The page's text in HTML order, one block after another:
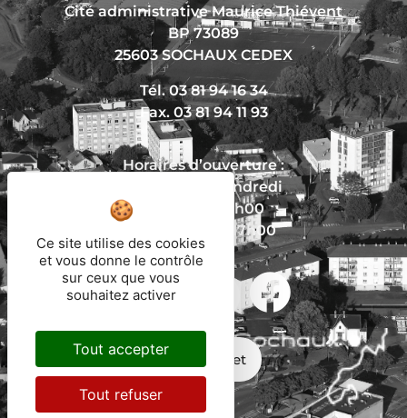
Cité administrative Maurice Thiévent
BP 73089
25603 SOCHAUX CEDEX
Tél. 03 81 94 16 34
Fax. 03 81 94 11 93
Horaires d’ouverture :
Du lundi au vendredi
De 8h30 à 12h00
Et de 13h30 à 17h00
Nous écrire
Mon trajet
Ce site utilise des cookies
et vous donne le contrôle
sur ceux que vous
souhaitez activer
Tout accepter
Tout refuser